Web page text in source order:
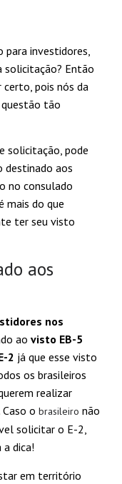
investidores,
solicitação? Então
pois nós da
tão
solicitação, pode
destinado aos
no consulado
mais do que
ter seu visto
aos
nos
ao visto EB-5
2 já que esse visto
os brasileiros
realizar
Caso o brasileiro não
solicitar o E-2,
dica!
em território